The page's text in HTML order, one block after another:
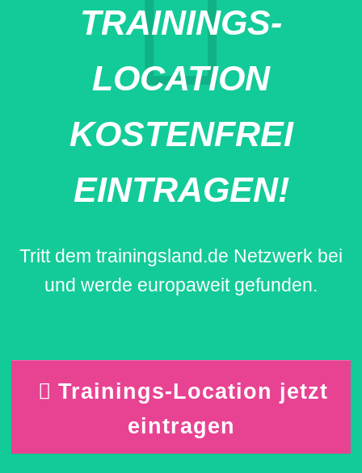
TRAININGS-
LOCATION
KOSTENFREI
EINTRAGEN!
Tritt dem trainingsland.de Netzwerk bei
und werde europaweit gefunden.
Trainings-Location jetzt
eintragen